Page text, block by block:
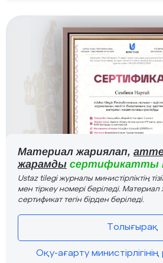
Материал жариялап,
жарамды сертификатты
Ustaz tilegi журналы министірліктің
мен тіркеу номері беріледі.
сертификат тегін бірден беріледі.
Толығырақ
Оқу-ағарту